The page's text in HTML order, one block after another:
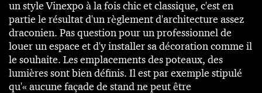
un style Vinexpo à la fois chic et classique, c'est en
partie le résultat d'un règlement d'architecture assez
draconien. Pas question pour un professionnel de
louer un espace et d'y installer sa décoration comme il
le souhaite. Les emplacements des poteaux, des
lumières sont bien définis. Il est par exemple stipulé
qu'« aucune façade de stand ne peut être